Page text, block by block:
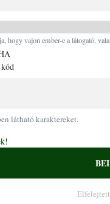
hogy vajon ember-e a látogató,
látható karaktereket.